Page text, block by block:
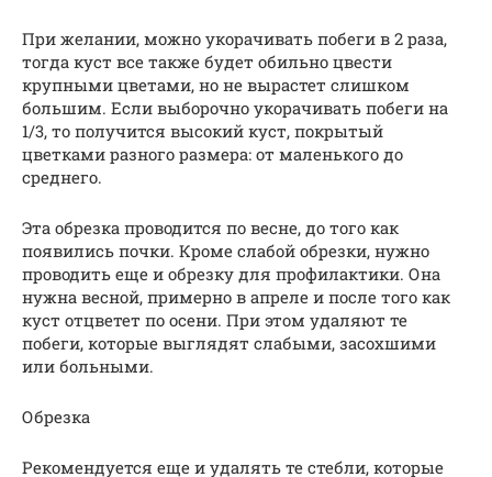
При желании, можно укорачивать побеги в 2 раза,
тогда куст все также будет обильно цвести
крупными цветами, но не вырастет слишком
большим. Если выборочно укорачивать побеги на
1/3, то получится высокий куст, покрытый
цветками разного размера: от маленького до
среднего.
Эта обрезка проводится по весне, до того как
появились почки. Кроме слабой обрезки, нужно
проводить еще и обрезку для профилактики. Она
нужна весной, примерно в апреле и после того как
куст отцветет по осени. При этом удаляют те
побеги, которые выглядят слабыми, засохшими
или больными.
Обрезка
Рекомендуется еще и удалять те стебли, которые